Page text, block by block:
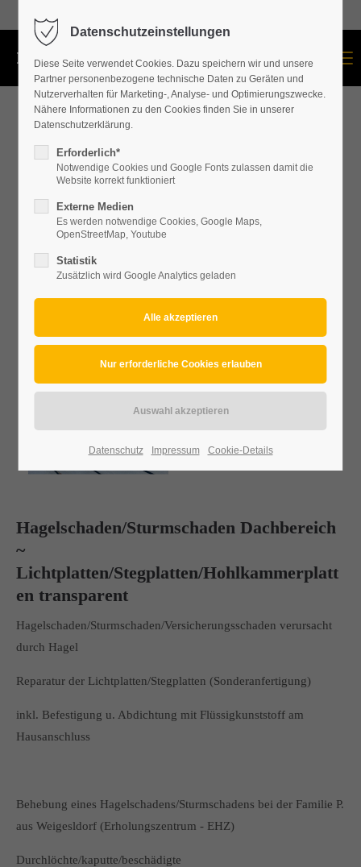
Hagelschaden/Sturmschaden Dachbereich
~
Lichtplatten/Stegplatten/Hohlkammerplatt
en transparent
Hagelschaden/Sturmschaden/Versicherungsschaden verursacht
durch Hagel
Reparatur der Lichtplatten/Stegplatten (Sonderanfertigung)
inkl. Befestigung u. Abdichtung mit Flüssigkunststoff am
Hausanschluss
Behebung eines Hagelschadens/Sturmschadens bei der Familie P.
aus Weigesldorf (Erholungszentrum - EHZ)
Durchlöchte/kaputte/beschädigte
Datenschutzeinstellungen
Diese Seite verwendet Cookies. Dazu speichern wir und unsere
Partner personenbezogene technische Daten zu Geräten und
Nutzerverhalten für Marketing-, Analyse- und Optimierungszwecke.
Nähere Informationen zu den Cookies finden Sie in unserer
Datenschutzerklärung.
Erforderlich*
Notwendige Cookies und Google Fonts zulassen damit die
Website korrekt funktioniert
Externe Medien
Es werden notwendige Cookies, Google Maps,
OpenStreetMap, Youtube
Statistik
Zusätzlich wird Google Analytics geladen
Datenschutz Impressum Cookie-Details